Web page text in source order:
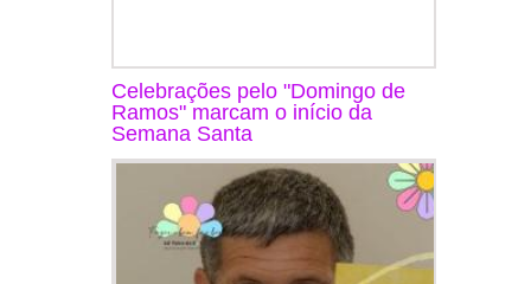
Celebrações pelo "Domingo de
Ramos" marcam o início da
Semana Santa